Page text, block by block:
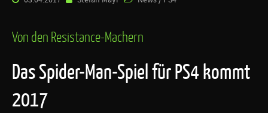
Von den Resistance-Machern
Das Spider-Man-Spiel für PS4 kommt
2017